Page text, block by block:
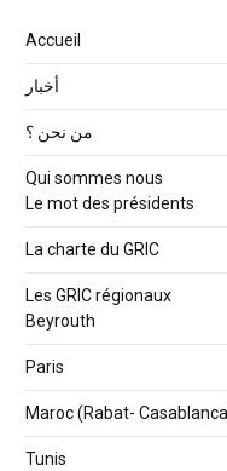
Accueil
أخبار
من نحن ؟
Qui sommes nous
Le mot des présidents
La charte du GRIC
Les GRIC régionaux
Beyrouth
Paris
Maroc (Rabat-
Tunis